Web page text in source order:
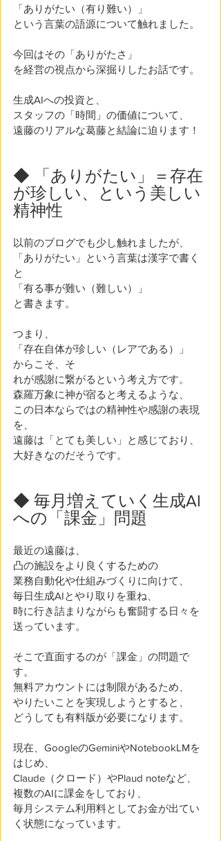
「ありがたい（有り難い）」
という言葉の語源について触れました。
今回はその「ありがたさ」
を経営の視点から深掘りしたお話です。
生成AIへの投資と、
スタッフの「時間」の価値について、
遠藤のリアルな葛藤と結論に迫ります！
◆ 「ありがたい」＝存在
が珍しい、という美しい
精神性
以前のブログでも少し触れましたが、
「ありがたい」という言葉は漢字で書く
と
「有る事が難い（難しい）」
と書きます。
つまり、
「存在自体が珍しい（レアである）」
からこそ、そ
れが感謝に繋がるという考え方です。
森羅万象に神が宿ると考えるような、
この日本ならではの精神性や感謝の表現
を、
遠藤は「とても美しい」と感じており、
大好きなのだそうです。
◆ 毎月増えていく生成AI
への「課金」問題
最近の遠藤は、
凸の施設をより良くするための
業務自動化や仕組みづくりに向けて、
毎日生成AIとやり取りを重ね、
時に行き詰まりながらも奮闘する日々を
送っています。
そこで直面するのが「課金」の問題で
す。
無料アカウントには制限があるため、
やりたいことを実現しようとすると、
どうしても有料版が必要になります。
現在、GoogleのGeminiやNotebookLMを
はじめ、
Claude（クロード）やPlaud noteなど、
複数のAIに課金をしており、
毎月システム利用料としてお金が出てい
く状態になっています。